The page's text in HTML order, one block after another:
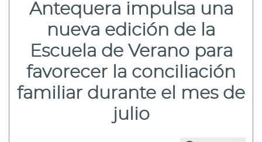
Antequera impulsa una
nueva edición de la
Escuela de Verano para
favorecer la conciliación
familiar durante el mes de
julio